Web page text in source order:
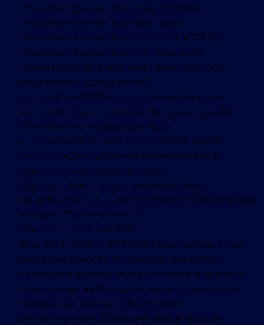
!important;border-top-color: #378f99
!important;border-top-style: solid
!important;border-bottom-color: #378f99
!important;border-bottom-style: solid
!important;}»][bsf-info-box icon=»icomoon-
weightlifter» icon_size=»60″
icon_color=»#ffffff» icon_style=»advanced»
icon_color_bg=»» icon_border_spacing=»60″
title=»Фитнес клубы» pos=»top»
el_class=»accent-icon-color accent-border-
color» title_font_style=»font-weight:bold;»
title_font_size=»desktop:26px;»
title_font_line_height=»desktop:36px;»
css_info_box=».vc_custom_1558633737892{margin-
bottom: 27px !important;}»
title_font_color=»#ffffff»
desc_font_color=»#ffffff»]ЗD виртуальный тур
даст возможность показывать все детали
интерьера фитнес клуба с планшета, вывести
трансляцию на большой экран, а не на фото
и видео как раньше. Вы сможете
активизировать больший поток продаж